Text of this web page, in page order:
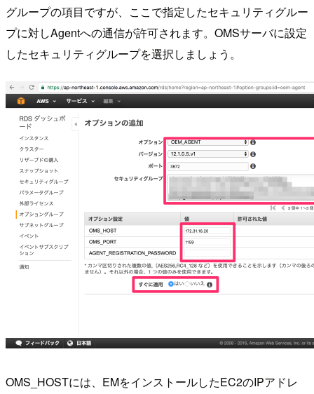
グループの項目ですが、ここで指定したセキュリティグルー
プに対しAgentへの通信が許可されます。OMSサーバに設定
したセキュリティグループを選択しましょう。
OMS_HOSTには、EMをインストールしたEC2のIPアドレ